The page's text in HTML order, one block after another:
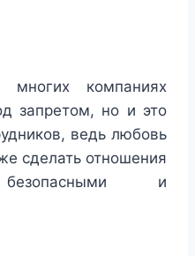
компаниях
запретом, но и это
ведь любовь
сделать отношения
и